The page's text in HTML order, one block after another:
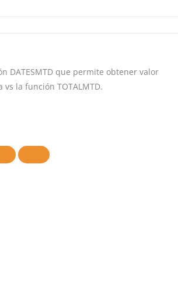
DATESMTD que permite obtener valor
vs la función TOTALMTD.